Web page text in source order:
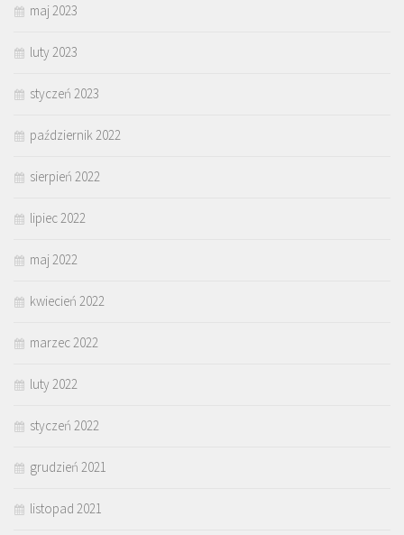
maj 2023
luty 2023
styczeń 2023
październik 2022
sierpień 2022
lipiec 2022
maj 2022
kwiecień 2022
marzec 2022
luty 2022
styczeń 2022
grudzień 2021
listopad 2021